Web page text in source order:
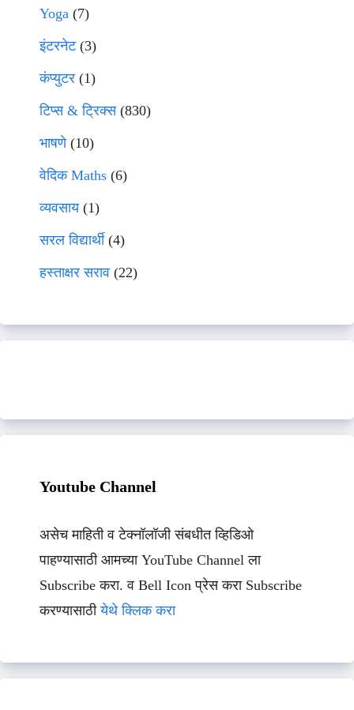
Yoga (7)
इंटरनेट(3)
कंप्युटर (1)
टिप्स & ट्रिक्स(830)
भाषणे(10)
वेदिक Maths (6)
व्यवसाय(1)
सरल विद्यार्थी(4)
हस्ताक्षर सराव (22)
Youtube Channel
असेच माहिती व टेक्नॉलॉजी संबधीत व्हिडिओ
पाहण्यासाठी आमच्या YouTube Channel ला
Subscribe करा. व Bell Icon प्रेस करा Subscribe
करण्यासाठीयेथे क्लिक करा